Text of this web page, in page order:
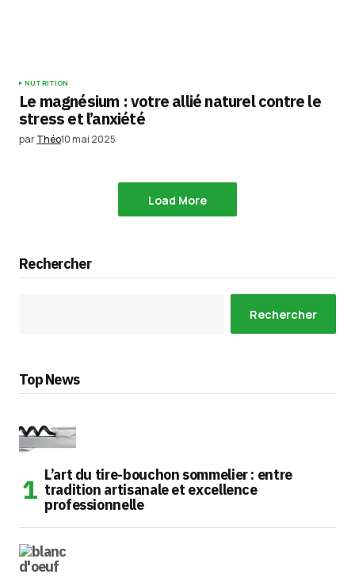
NUTRITION
Le magnésium : votre allié naturel contre le
stress et l’anxiété
parThéo10 mai 2025
Load More
Rechercher
Rechercher
Top News
L’art du tire-bouchon sommelier : entre
tradition artisanale et excellence
professionnelle